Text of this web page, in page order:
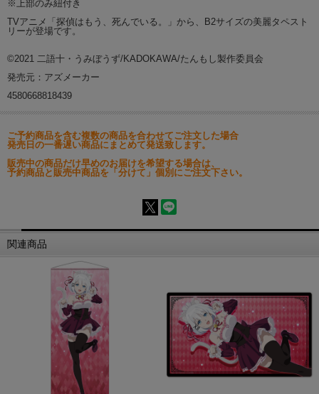
※上部のみ紐付き
TVアニメ「探偵はもう、死んでいる。」から、B2サイズの美麗タペスト
リーが登場です。
©2021 二語十・うみぼうず/KADOKAWA/たんもし製作委員会
発売元：アズメーカー
4580668818439
ご予約商品を含む複数の商品を合わせてご注文した場合
発売日の一番遅い商品にまとめて発送致します。
販売中の商品だけ早めのお届けを希望する場合は、
予約商品と販売中商品を「分けて」個別にご注文下さい。
関連商品